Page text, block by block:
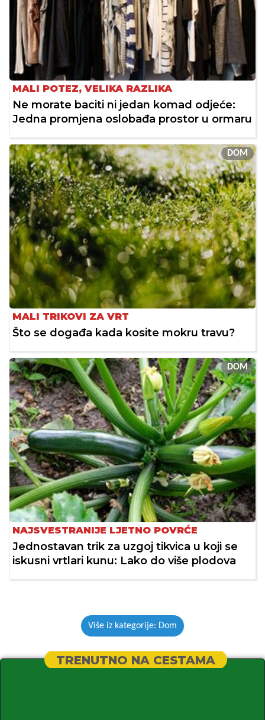
MALI POTEZ, VELIKA RAZLIKA
Ne morate baciti ni jedan komad odjeće:
Jedna promjena oslobađa prostor u ormaru
DOM
MALI TRIKOVI ZA VRT
Što se događa kada kosite mokru travu?
DOM
NAJSVESTRANIJE LJETNO POVRĆE
Jednostavan trik za uzgoj tikvica u koji se
iskusni vrtlari kunu: Lako do više plodova
Više iz kategorije: Dom
TRENUTNO NA CESTAMA